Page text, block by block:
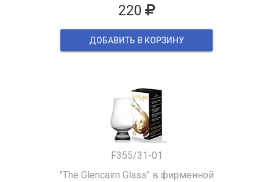
220
ДОБАВИТЬ В КОРЗИНУ
F355/31-01
"The Glencairn Glass" в фирменной